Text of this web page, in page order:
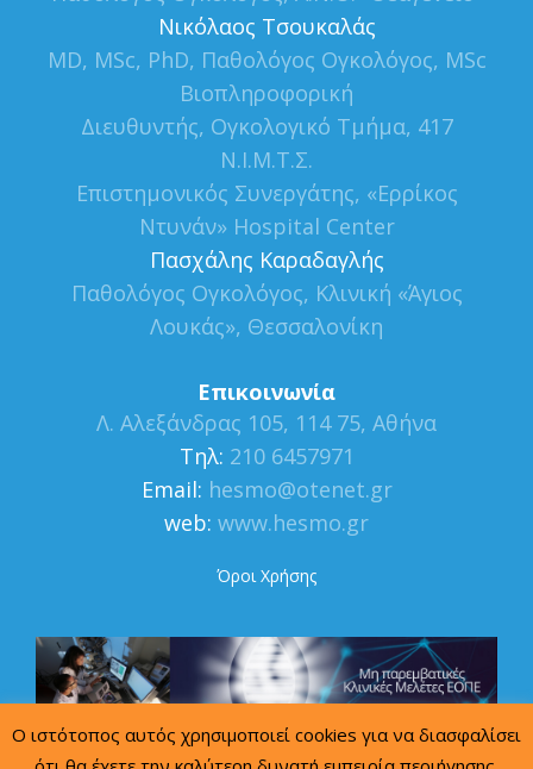
Νικόλαος Τσουκαλάς
MD, MSc, PhD, Παθολόγος Ογκολόγος, MSc
Βιοπληροφορική
Διευθυντής, Ογκολογικό Τμήμα, 417
Ν.Ι.Μ.Τ.Σ.
Επιστημονικός Συνεργάτης, «Ερρίκος
Ντυνάν» Hospital Center
Πασχάλης Καραδαγλής
Παθολόγος Ογκολόγος, Κλινική «Άγιος
Λουκάς», Θεσσαλονίκη
Επικοινωνία
Λ. Αλεξάνδρας 105, 114 75, Αθήνα
Τηλ: 210 6457971
Εmail: hesmo@otenet.gr
web: www.hesmo.gr
Όροι Χρήσης
Ο ιστότοπος αυτός χρησιμοποιεί cookies για να διασφαλίσει